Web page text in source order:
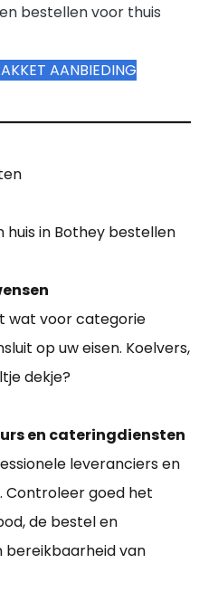
bestellen voor thuis
AANBIEDING
huis in Bothey bestellen
wat voor categorie
op uw eisen. Koelvers,
dekje?
en cateringdiensten
leveranciers en
Controleer goed het
de bestel en
bereikbaarheid van